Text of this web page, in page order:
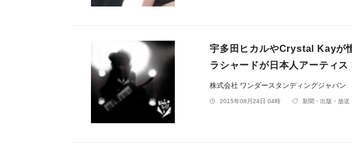
宇多田ヒカルやCrystal Kayが
ラシャードが日本人アーティ
株式会社 ワンダースタンディングジャパン
2015年08月24日 04時 新聞・出版・放送